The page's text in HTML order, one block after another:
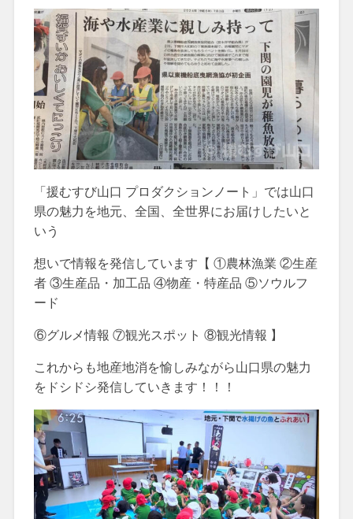
「援むすび山口 プロダクションノート」では山口
県の魅力を地元、全国、全世界にお届けしたいと
いう
想いで情報を発信しています【 ①農林漁業 ②生産
者 ③生産品・加工品 ④物産・特産品 ⑤ソウルフ
ード
⑥グルメ情報 ⑦観光スポット ⑧観光情報 】
これからも地産地消を愉しみながら山口県の魅力
をドシドシ発信していきます！！！